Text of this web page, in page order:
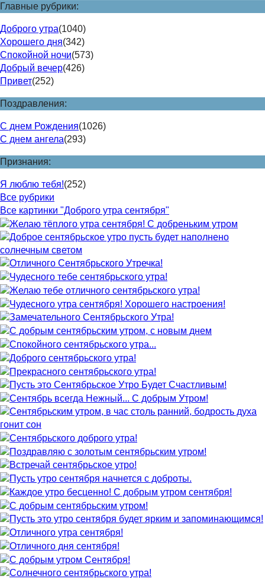
Главные рубрики:
Доброго утра(1040)
Хорошего дня(342)
Спокойной ночи(573)
Добрый вечер(426)
Привет(252)
Поздравления:
С днем Рождения(1026)
С днем ангела(293)
Признания:
Я люблю тебя!(252)
Все рубрики
Все картинки "Доброго утра сентября"